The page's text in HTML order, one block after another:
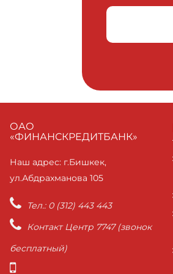
ОАО
«ФИНАНСКРЕДИТБАНК»
Наш адрес: г.Бишкек,
ул.Абдрахманова 105
Тел.: 0 (312) 443 443
Контакт Центр 7747 (звонок
бесплатный)